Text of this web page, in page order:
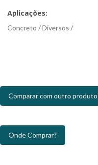
Aplicações:
Concreto / Diversos /
Comparar com outro produto
Onde Comprar?